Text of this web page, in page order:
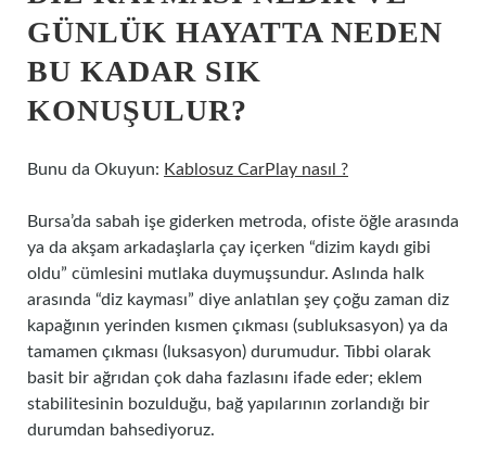
GÜNLÜK HAYATTA NEDEN
BU KADAR SIK
KONUŞULUR?
Bunu da Okuyun: Kablosuz CarPlay nasıl ?
Bursa’da sabah işe giderken metroda, ofiste öğle arasında
ya da akşam arkadaşlarla çay içerken “dizim kaydı gibi
oldu” cümlesini mutlaka duymuşsundur. Aslında halk
arasında “diz kayması” diye anlatılan şey çoğu zaman diz
kapağının yerinden kısmen çıkması (subluksasyon) ya da
tamamen çıkması (luksasyon) durumudur. Tıbbi olarak
basit bir ağrıdan çok daha fazlasını ifade eder; eklem
stabilitesinin bozulduğu, bağ yapılarının zorlandığı bir
durumdan bahsediyoruz.